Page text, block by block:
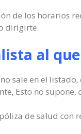
de los horarios
dirigirte.
al
sale en el
Esto no
de salud